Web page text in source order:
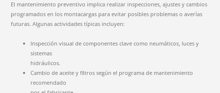
El mantenimiento preventivo implica realizar inspecciones, ajustes y cambios
programados en los montacargas para evitar posibles problemas o averías
futuras. Algunas actividades típicas incluyen:
Inspección visual de componentes clave como neumáticos, luces y
sistemas
hidráulicos.
Cambio de aceite y filtros según el programa de mantenimiento
recomendado